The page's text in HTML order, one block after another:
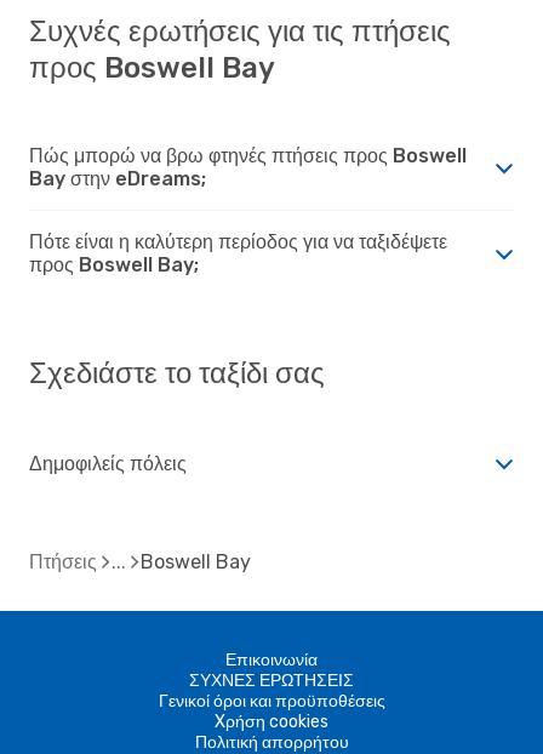
Συχνές ερωτήσεις για τις πτήσεις
προς Boswell Bay
Πώς μπορώ να βρω φτηνές πτήσεις προς Boswell
Bay στην eDreams;
Πότε είναι η καλύτερη περίοδος για να ταξιδέψετε
προς Boswell Bay;
Σχεδιάστε το ταξίδι σας
Δημοφιλείς πόλεις
Πτήσεις Boswell Bay
Επικοινωνία
ΣΥΧΝΕΣ ΕΡΩΤΗΣΕΙΣ
Γενικοί όροι και προϋποθέσεις
Xρήση cookies
Πολιτική απορρήτου